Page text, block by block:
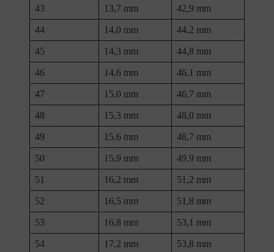
43 13,7 mm 42,9 mm
44 14,0 mm 44,2 mm
45 14,3 mm 44,8 mm
46 14,6 mm 46,1 mm
47 15,0 mm 46,7 mm
48 15,3 mm 48,0 mm
49 15,6 mm 48,7 mm
50 15,9 mm 49,9 mm
51 16,2 mm 51,2 mm
52 16,5 mm 51,8 mm
53 16,8 mm 53,1 mm
54 17,2 mm 53,8 mm